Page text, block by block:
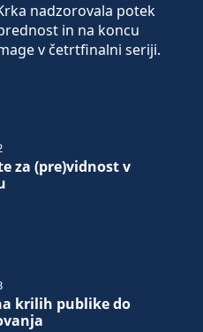
nadzorovala potek
in na koncu
v četrtfinalni seriji.
za (pre)vidnost v
krilih publike do